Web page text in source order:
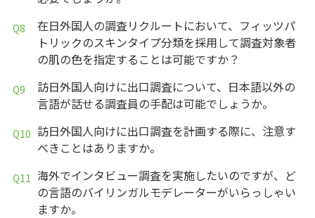
在日外国人の調査リクルートにおいて、フィッツパ
トリックのスキンタイプ分類を採用して調査対象者
の肌の色を指定することは可能ですか？
訪日外国人向けに出口調査について、日本語以外の
言語が話せる調査員の手配は可能でしょうか。
訪日外国人向けに出口調査を計画する際に、注意す
べきことはありますか。
海外でインタビュー調査を実施したいのですが、ど
の言語のバイリンガルモデレーターがいらっしゃい
ますか。